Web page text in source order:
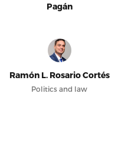
Pagán
Ramón L. Rosario Cortés
Politics and law